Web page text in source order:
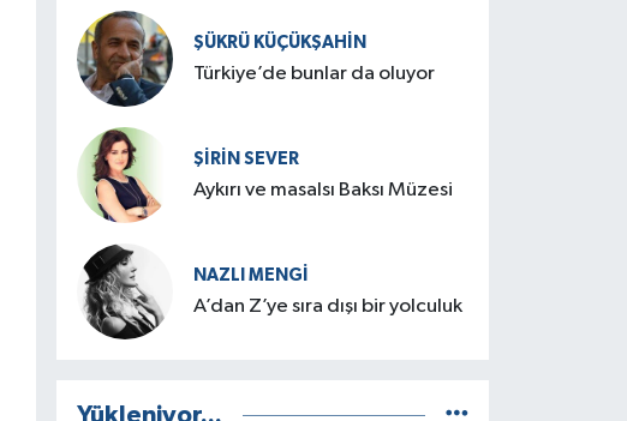
ŞÜKRÜ KÜÇÜKŞAHIN
Türkiye’de bunlar da oluyor
ŞIRIN SEVER
Aykırı ve masalsı Baksı Müzesi
NAZLI MENGI
A’dan Z’ye sıra dışı bir yolculuk
Yükleniyor...